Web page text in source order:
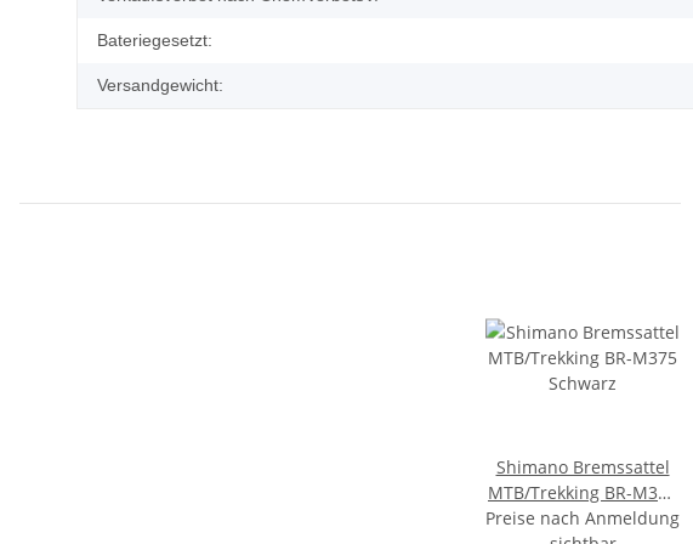
Bateriegesetzt:
Versandgewicht:
Shimano Bremssattel
MTB/Trekking BR-M375
Schwarz
Preise nach Anmeldung